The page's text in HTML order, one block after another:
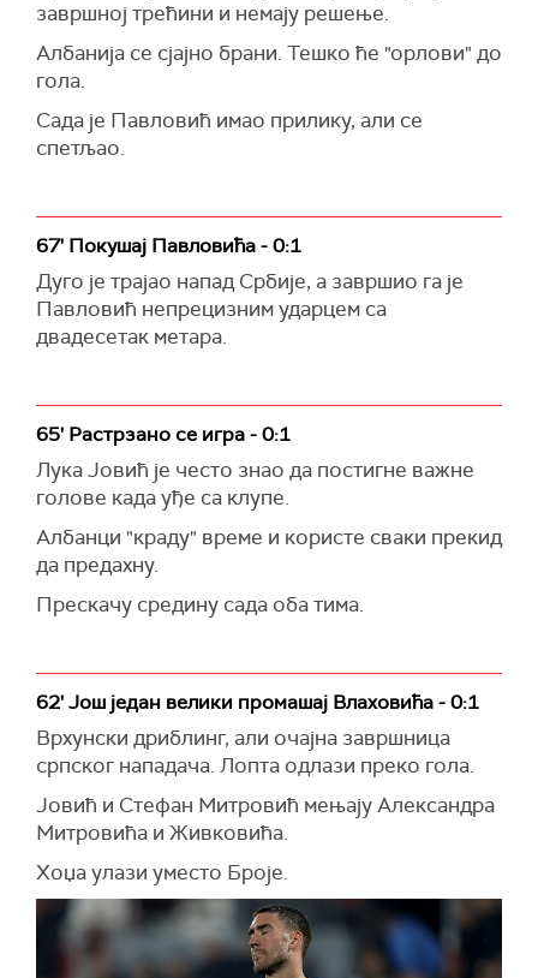
завршној трећини и немају решење.
Албанија се сјајно брани. Тешко ће "орлови" до
гола.
Сада је Павловић имао прилику, али се
спетљао.
67' Покушај Павловића - 0:1
Дуго је трајао напад Србије, а завршио га је
Павловић непрецизним ударцем са
двадесетак метара.
65' Растрзано се игра - 0:1
Лука Јовић је често знао да постигне важне
голове када уђе са клупе.
Албанци "краду" време и користе сваки прекид
да предахну.
Прескачу средину сада оба тима.
62' Још један велики промашај Влаховића - 0:1
Врхунски дриблинг, али очајна завршница
српског нападача. Лопта одлази преко гола.
Јовић и Стефан Митровић мењају Александра
Митровића и Живковића.
Хоџа улази уместо Броје.